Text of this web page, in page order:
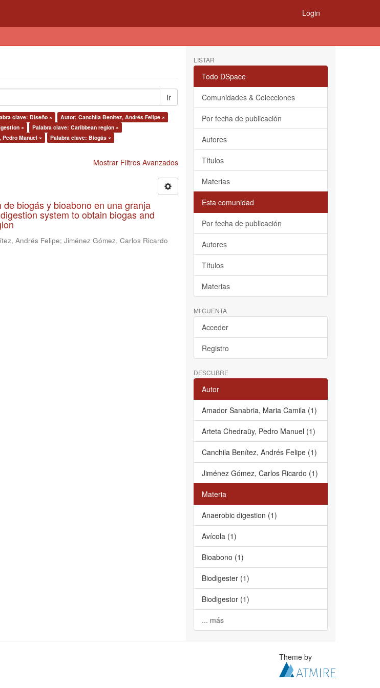
Login
Ir
clave: Diseño ×
Autor: Canchila Benítez, Andrés Felipe ×
×
Palabra clave: Caribbean region ×
Manuel ×
Palabra clave: Biogás ×
Mostrar Filtros Avanzados
biogás y bioabono en una granja
system to obtain biogas and
Andrés Felipe; Jiménez Gómez, Carlos Ricardo
LISTAR
Todo DSpace
Comunidades & Colecciones
Por fecha de publicación
Autores
Títulos
Materias
Esta comunidad
Por fecha de publicación
Autores
Títulos
Materias
MI CUENTA
Acceder
Registro
DESCUBRE
Autor
Amador Sanabria, Maria Camila (1)
Arteta Chedraüy, Pedro Manuel (1)
Canchila Benítez, Andrés Felipe (1)
Jiménez Gómez, Carlos Ricardo (1)
Materia
Anaerobic digestion (1)
Avícola (1)
Bioabono (1)
Biodigester (1)
Biodigestor (1)
... más
Theme by